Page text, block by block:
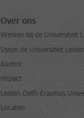
Over ons
Werken bij de Universiteit
Steun de Universiteit Leiden
Alumni
Impact
Leiden-Delft-Erasmus
Locaties